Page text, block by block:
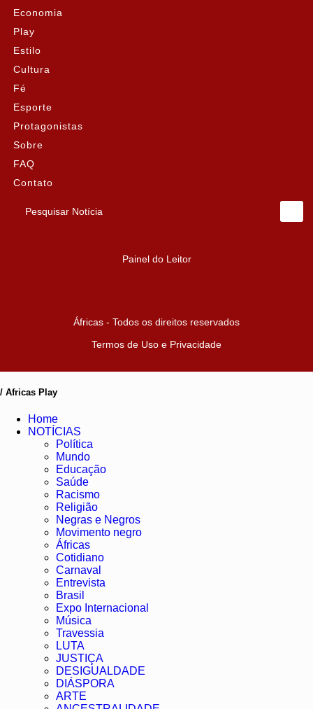
Economia
Play
Estilo
Cultura
Fé
Esporte
Protagonistas
Sobre
FAQ
Contato
Pesquisar Notícia
Painel do Leitor
Áfricas - Todos os direitos reservados
Termos de Uso e Privacidade
/ Africas Play
Home
NOTÍCIAS
Política
Mundo
Educação
Saúde
Racismo
Religião
Negras e Negros
Movimento negro
Áfricas
Cotidiano
Carnaval
Entrevista
Brasil
Expo Internacional
Música
Travessia
LUTA
JUSTIÇA
DESIGUALDADE
DIÁSPORA
ARTE